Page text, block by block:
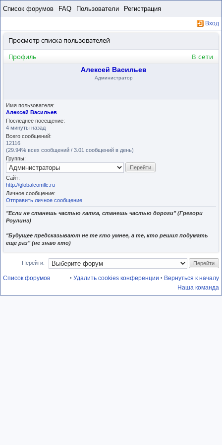
Список форумов FAQ Пользователи Регистрация
Вход
Просмотр списка пользователей
В сети
Профиль
Алексей Васильев
Администратор
Имя пользователя:
Алексей Васильев
Последнее посещение:
4 минуты назад
Всего сообщений:
12116
(29.94% всех сообщений / 3.01 сообщений в день)
Группы:
Сайт:
http://globalcomllc.ru
Личное сообщение:
Отправить личное сообщение
"Если не станешь частью катка, станешь частью дороги" (Грегори
Роулинз)
"Будущее предсказывают не те кто умнее, а те, кто решил подумать
еще раз" (не знаю кто)
Перейти:
Список форумов • Вернуться к началу
• Удалить cookies конференции
Наша команда